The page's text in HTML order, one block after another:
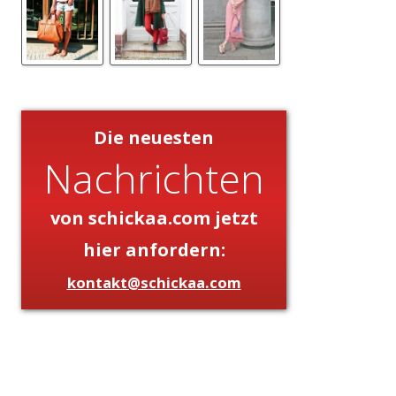
Die neuesten
Nachrichten
von schickaa.com jetzt
hier anfordern:
kontakt@schickaa.com